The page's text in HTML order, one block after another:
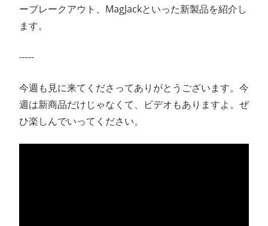
ーブレークアウト、MagJackといった新製品を紹介し
ます。
-----
今週も見に来てくださってありがとうございます。今
週は新商品だけじゃなくて、ビデオもありますよ。ぜ
ひ楽しんでいってください。